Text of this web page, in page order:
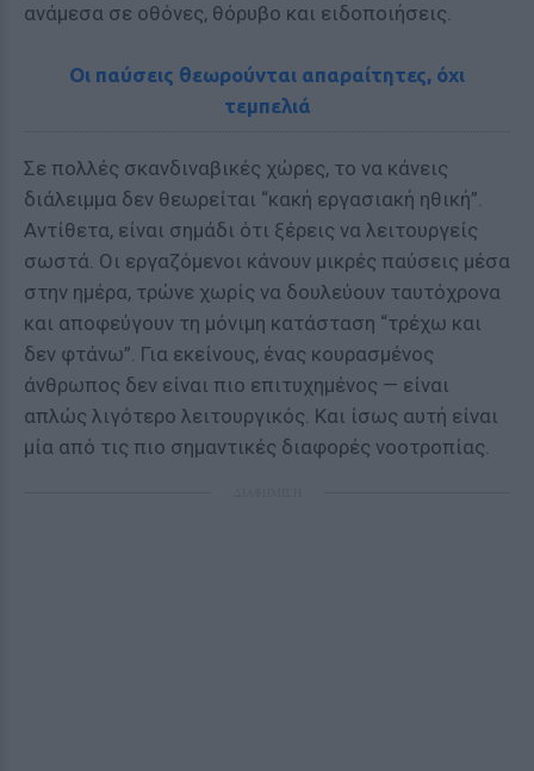
ανάμεσα σε οθόνες, θόρυβο και ειδοποιήσεις.
Οι παύσεις θεωρούνται απαραίτητες, όχι
τεμπελιά
Σε πολλές σκανδιναβικές χώρες, το να κάνεις
διάλειμμα δεν θεωρείται “κακή εργασιακή ηθική”.
Αντίθετα, είναι σημάδι ότι ξέρεις να λειτουργείς
σωστά. Οι εργαζόμενοι κάνουν μικρές παύσεις μέσα
στην ημέρα, τρώνε χωρίς να δουλεύουν ταυτόχρονα
και αποφεύγουν τη μόνιμη κατάσταση “τρέχω και
δεν φτάνω”. Για εκείνους, ένας κουρασμένος
άνθρωπος δεν είναι πιο επιτυχημένος — είναι
απλώς λιγότερο λειτουργικός. Και ίσως αυτή είναι
μία από τις πιο σημαντικές διαφορές νοοτροπίας.